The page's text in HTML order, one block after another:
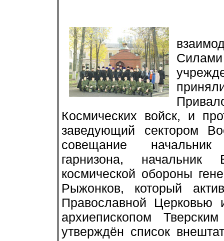
Космических войск, и
заведующий сектором
совещание начальник
гарнизона, начальник
космической обороны
Рыжонков, который
Православной
архиепископом
утверждён список